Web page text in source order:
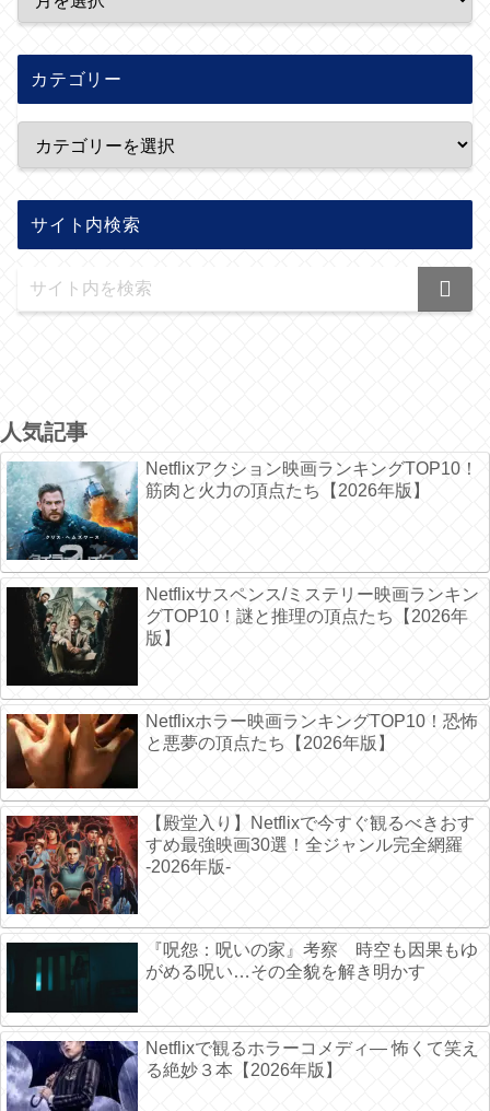
カテゴリー
サイト内検索
人気記事
Netflixアクション映画ランキングTOP10！
筋肉と火力の頂点たち【2026年版】
Netflixサスペンス/ミステリー映画ランキン
グTOP10！謎と推理の頂点たち【2026年
版】
Netflixホラー映画ランキングTOP10！恐怖
と悪夢の頂点たち【2026年版】
【殿堂入り】Netflixで今すぐ観るべきおす
すめ最強映画30選！全ジャンル完全網羅
-2026年版-
『呪怨：呪いの家』考察 時空も因果もゆ
がめる呪い…その全貌を解き明かす
Netflixで観るホラーコメディ― 怖くて笑え
る絶妙３本【2026年版】